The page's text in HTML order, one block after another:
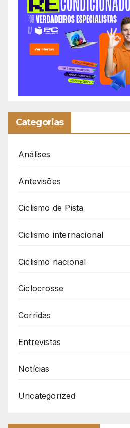
Categorias
Análises
Antevisões
Ciclismo de Pista
Ciclismo internacional
Ciclismo nacional
Ciclocrosse
Corridas
Entrevistas
Notícias
Uncategorized